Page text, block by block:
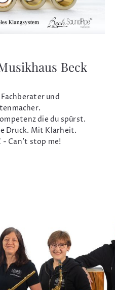
Beck
und
die du spürst.
Druck. Mit Klarheit.
- Can't stop me!